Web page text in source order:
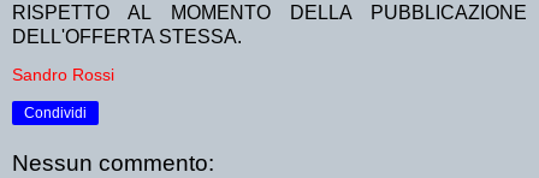
RISPETTO AL MOMENTO DELLA PUBBLICAZIONE
DELL'OFFERTA STESSA.
Sandro Rossi
Condividi
Nessun commento: